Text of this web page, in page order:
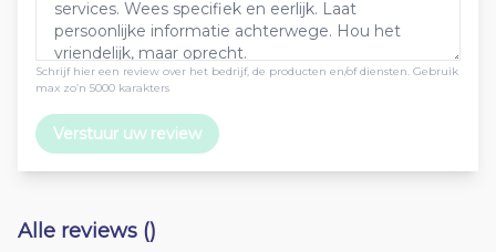
Schrijf hier een review over het bedrijf, de producten en/of diensten. Gebruik
max zo’n 5000 karakters
Verstuur uw review
Alle reviews ()